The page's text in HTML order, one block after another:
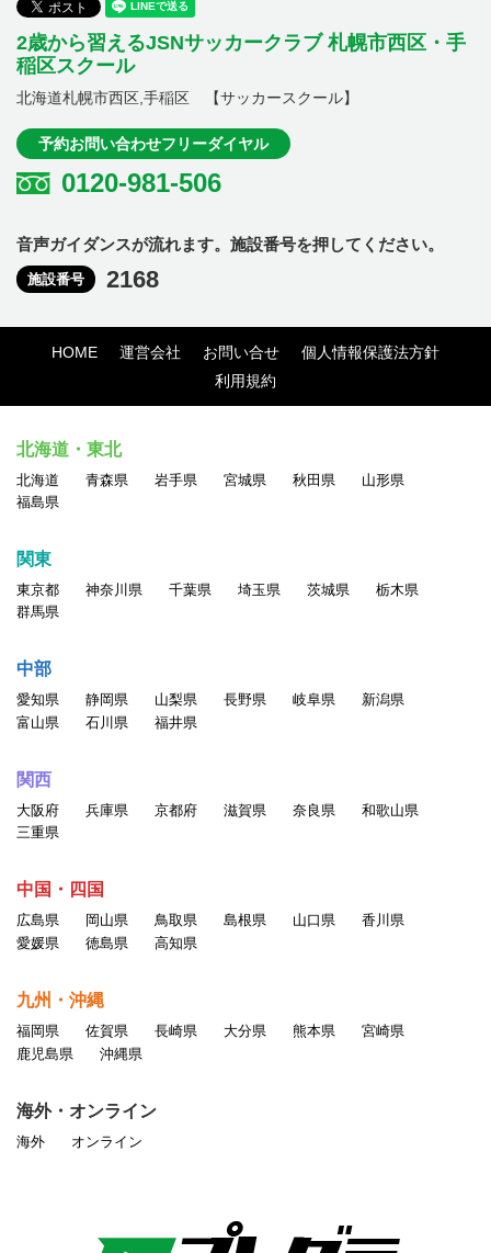
2歳から習えるJSNサッカークラブ 札幌市西区・手
稲区スクール
北海道札幌市西区,手稲区 【サッカースクール】
予約お問い合わせフリーダイヤル
0120-981-506
音声ガイダンスが流れます。施設番号を押してください。
施設番号 2168
HOME 運営会社 お問い合せ
個人情報保護法方針
利用規約
北海道・東北
北海道 青森県 岩手県 宮城県 秋田県
山形県
福島県
関東
東京都 神奈川県 千葉県 埼玉県 茨城県
栃木県
群馬県
中部
愛知県 静岡県 山梨県 長野県 岐阜県
新潟県
富山県
石川県 福井県
関西
大阪府 兵庫県 京都府 滋賀県 奈良県
和歌山県
三重県
中国・四国
広島県 岡山県 鳥取県 島根県 山口県
香川県
愛媛県
徳島県 高知県
九州・沖縄
福岡県 佐賀県 長崎県 大分県 熊本県
宮崎県
鹿児島県
沖縄県
海外・オンライン
海外 オンライン